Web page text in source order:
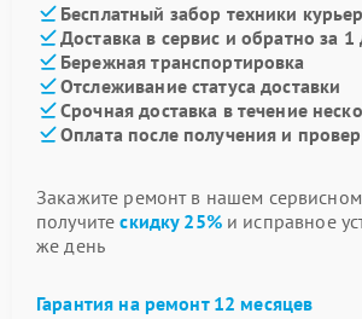
Бесплатный забор техники
Доставка в сервис и обратно за 1
Бережная транспортировка
Отслеживание статуса доставки
Срочная доставка в течение
Оплата после получения и
Закажите ремонт в нашем
получитескидку 25%и исправное
же день
Гарантия на ремонт 12 месяцев